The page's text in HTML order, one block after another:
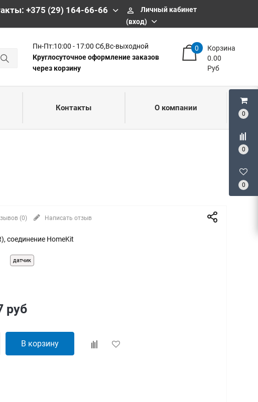
0
0
0
+375 (29) 164-66-66 perm_identity
Личный кабинет
(вход)
Пн-Пт:10:00 - 17:00 Сб,Вс-выходной
Круглосуточное оформление заказов
через корзину
Корзина
0
0.00
Руб
Контакты О компании
(0) Написать отзыв
соединение HomeKit
датчик
руб
В корзину